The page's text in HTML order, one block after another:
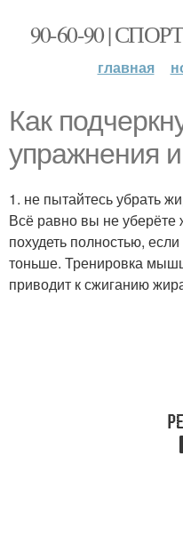
90-60-90 |
главная
Как
упражнения
1. не пытайтесь убрать
Всё равно вы не уберёте
похудеть полностью,
тоньше. Тренировка
приводит к сжиганию